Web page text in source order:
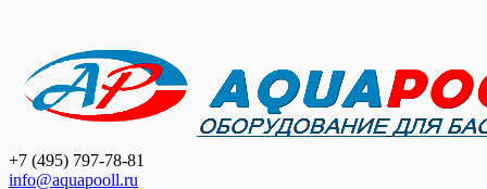
+7 (495) 797-78-81
info@aquapooll.ru